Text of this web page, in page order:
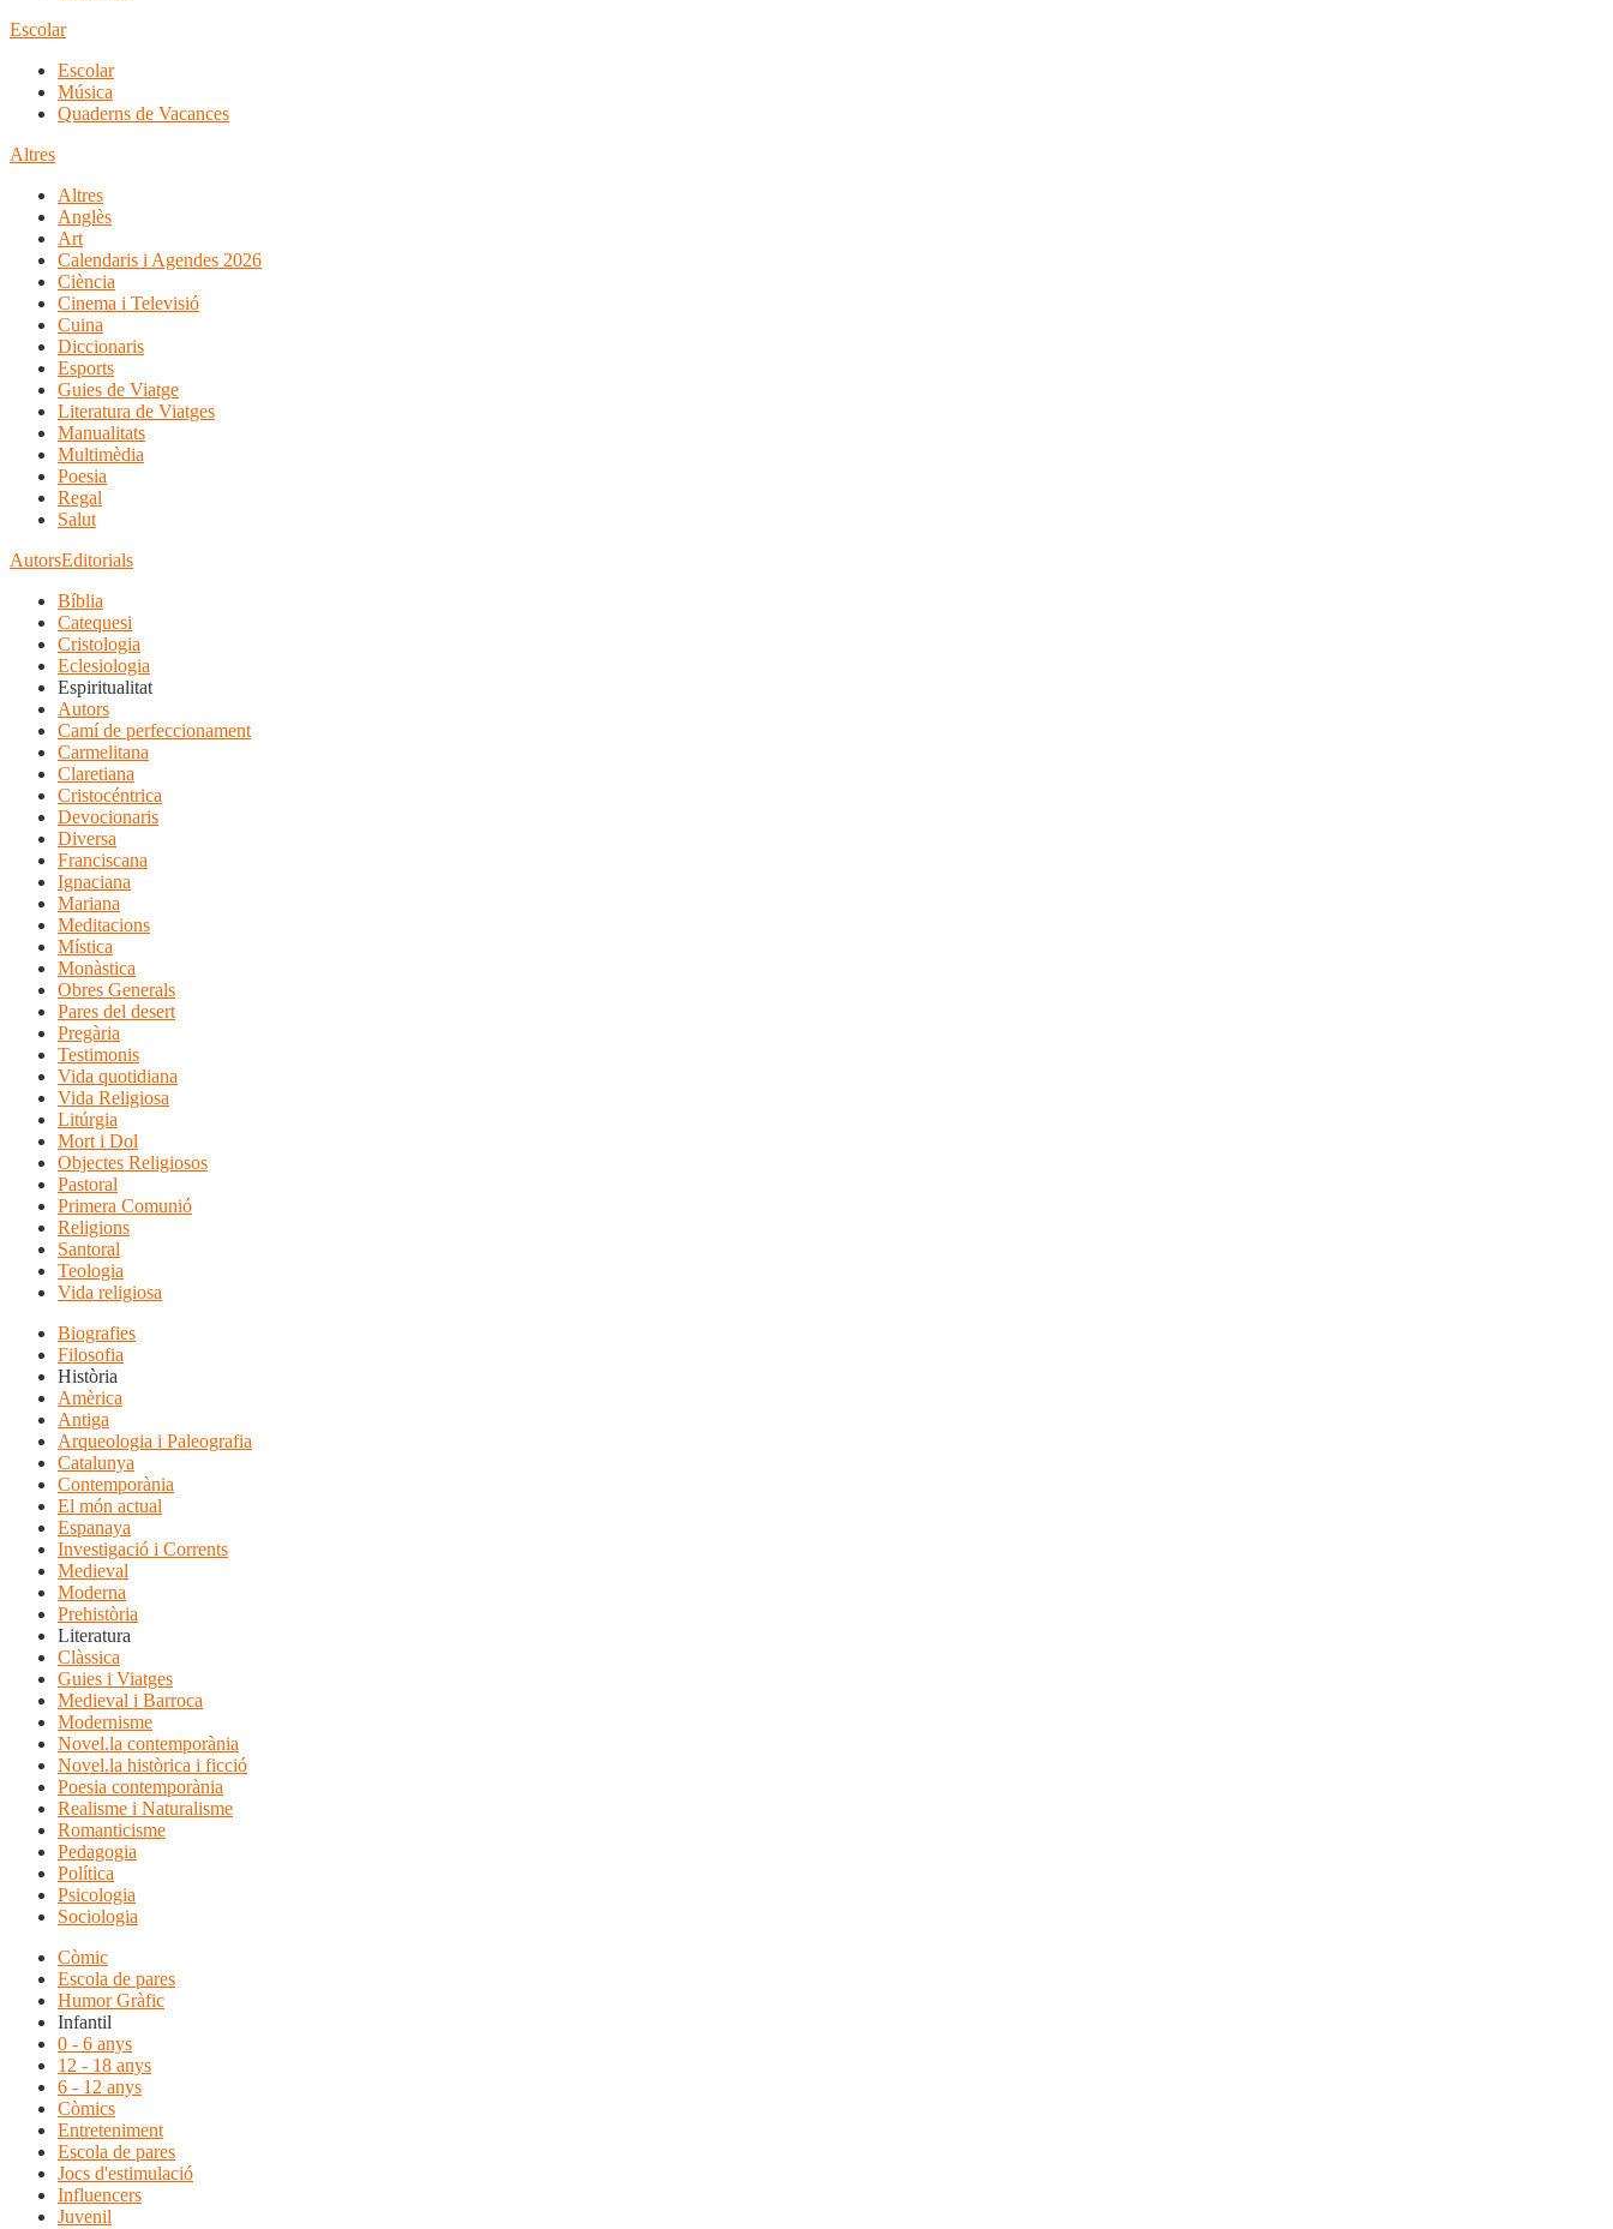
Escolar
Escolar
Música
Quaderns de Vacances
Altres
Altres
Anglès
Art
Calendaris i Agendes 2026
Ciència
Cinema i Televisió
Cuina
Diccionaris
Esports
Guies de Viatge
Literatura de Viatges
Manualitats
Multimèdia
Poesia
Regal
Salut
AutorsEditorials
Bíblia
Catequesi
Cristologia
Eclesiologia
Espiritualitat
Autors
Camí de perfeccionament
Carmelitana
Claretiana
Cristocéntrica
Devocionaris
Diversa
Franciscana
Ignaciana
Mariana
Meditacions
Mística
Monàstica
Obres Generals
Pares del desert
Pregària
Testimonis
Vida quotidiana
Vida Religiosa
Litúrgia
Mort i Dol
Objectes Religiosos
Pastoral
Primera Comunió
Religions
Santoral
Teologia
Vida religiosa
Biografies
Filosofia
Història
Amèrica
Antiga
Arqueologia i Paleografia
Catalunya
Contemporània
El món actual
Espanaya
Investigació i Corrents
Medieval
Moderna
Prehistòria
Literatura
Clàssica
Guies i Viatges
Medieval i Barroca
Modernisme
Novel.la contemporània
Novel.la històrica i ficció
Poesia contemporània
Realisme i Naturalisme
Romanticisme
Pedagogia
Política
Psicologia
Sociologia
Còmic
Escola de pares
Humor Gràfic
Infantil
0 - 6 anys
12 - 18 anys
6 - 12 anys
Còmics
Entreteniment
Escola de pares
Jocs d'estimulació
Influencers
Juvenil